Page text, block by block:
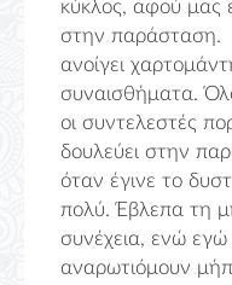
κύκλος, αφού μας
στην παράσταση.
ανοίγει
συναισθήματα.
οι συντελεστές
δουλεύει στην
όταν έγινε το
πολύ. Έβλεπα τη
συνέχεια, ενώ εγώ
αναρωτιόμουν